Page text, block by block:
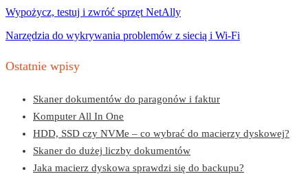
Wypożycz, testuj i zwróć sprzęt NetAlly
Narzędzia do wykrywania problemów z siecią i Wi-Fi
Ostatnie wpisy
Skaner dokumentów do paragonów i faktur
Komputer All In One
HDD, SSD czy NVMe – co wybrać do macierzy dyskowej?
Skaner do dużej liczby dokumentów
Jaka macierz dyskowa sprawdzi się do backupu?